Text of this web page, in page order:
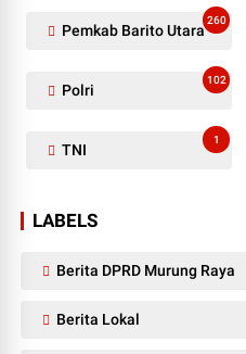
Pemkab Barito Utara
260
Polri
102
TNI
1
LABELS
Berita DPRD Murung Raya
Berita Lokal